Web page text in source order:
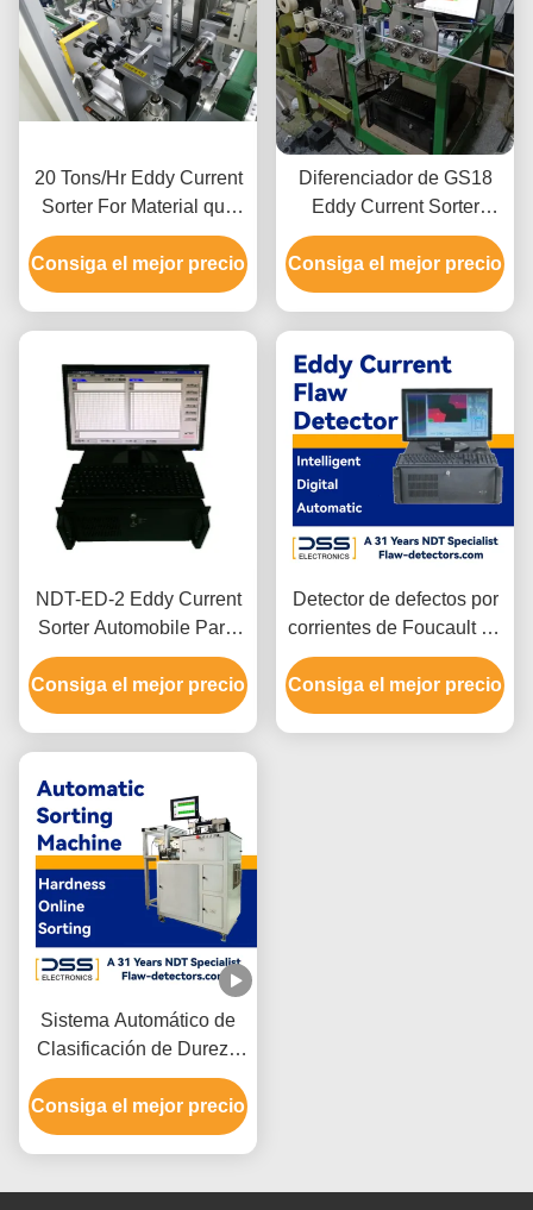
20 Tons/Hr Eddy Current
Sorter For Material que
clasifica con Min. Sorting
Depth 2m m
Consiga el mejor precio
Diferenciador de GS18
Eddy Current Sorter
200m m Max Part Size
Eddy Current los 0.2m
Min Sorting Height
Consiga el mejor precio
NDT-ED-2 Eddy Current
Sorter Automobile Parts
de escritorio que clasifica
el clasificador de la
dureza
Consiga el mejor precio
Detector de defectos por
corrientes de Foucault de
alta sensibilidad, 64 Hz-4
MHz
Consiga el mejor precio
Sistema Automático de
Clasificación de Dureza
EHS-1
Consiga el mejor precio